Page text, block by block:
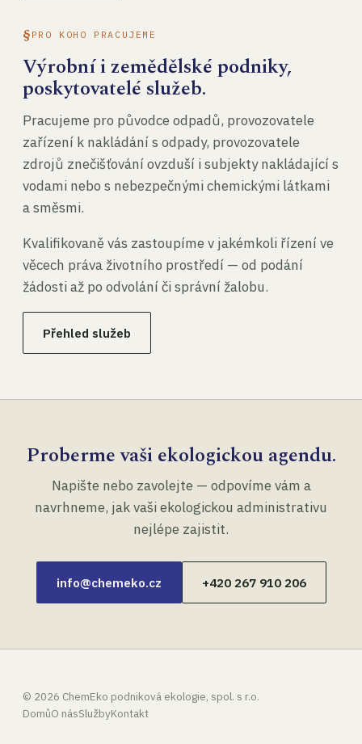
PRO KOHO PRACUJEME
Výrobní i zemědělské podniky,
poskytovatelé služeb.
Pracujeme pro původce odpadů, provozovatele
zařízení k nakládání s odpady, provozovatele
zdrojů znečišťování ovzduší i subjekty nakládající s
vodami nebo s nebezpečnými chemickými látkami
a směsmi.
Kvalifikovaně vás zastoupíme v jakémkoli řízení ve
věcech práva životního prostředí — od podání
žádosti až po odvolání či správní žalobu.
Přehled služeb
Proberme vaši ekologickou agendu.
Napište nebo zavolejte — odpovíme vám a
navrhneme, jak vaši ekologickou administrativu
nejlépe zajistit.
info@chemeko.cz +420 267 910 206
© 2026 ChemEko podniková ekologie, spol. s r.o.
DomůO násSlužbyKontakt